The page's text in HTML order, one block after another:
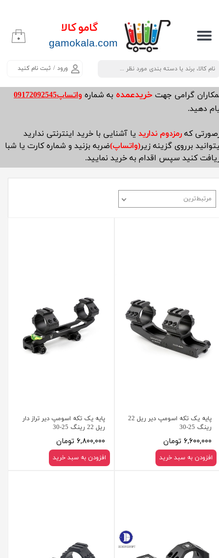
گامو کالا
​​​​​​gamokala.com
ورود / ثبت نام کنید
حساب کاربری من
تغییر گذر واژه
سفارشات
خروج از حساب کاربری
۰
گرامی جهت خریدعمده به شماره واتساپ09172092545
دهید.
که رمزدوم ندارید یا آشنایی با خرید اینترنتی ندارید
برروی گزینه زیر(واتساپ)ضربه بزنید و شماره کارت یا شبا
کنید سپس اقدام به خرید نمایید.
مرتبط‌ترین
پایه یک تکه اسومپ دیر ریل 22
رینگ 25-30
۶,۶۰۰,۰۰۰ تومان
افزودن به سبد خرید
پایه یک تکه اسومپ دیر تراز دار
ریل 22 رینگ 25-30
۶,۸۰۰,۰۰۰ تومان
افزودن به سبد خرید